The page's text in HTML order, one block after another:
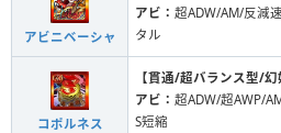
アビニベーシャ
アビ： 超ADW/AM/反減
タル
コポルネス
【貫通/超バランス型/幻
アビ： 超ADW/超AWP/
S短縮